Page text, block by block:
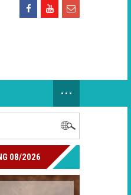
...
08/2026